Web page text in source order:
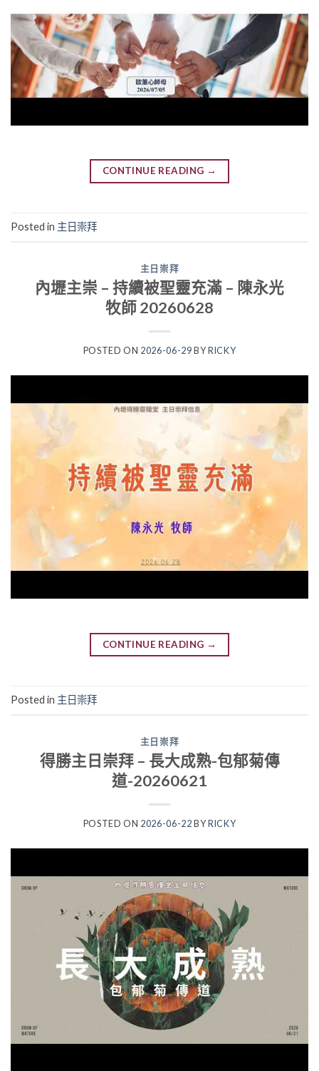
CONTINUE READING →
Posted in 主日崇拜
主日崇拜
內壢主崇 – 持續被聖靈充滿 – 陳永光
牧師 20260628
POSTED ON 2026-06-29 BY RICKY
CONTINUE READING →
Posted in 主日崇拜
主日崇拜
得勝主日崇拜 – 長大成熟-包郁菊傳
道-20260621
POSTED ON 2026-06-22 BY RICKY